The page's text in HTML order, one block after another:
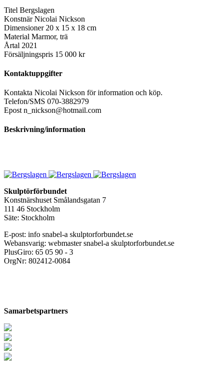
Titel Bergslagen
Konstnär Nicolai Nickson
Dimensioner 20 x 15 x 18 cm
Material Marmor, trä
Årtal 2021
Försäljningspris 15 000 kr
Kontaktuppgifter
Kontakta Nicolai Nickson för information och köp.
Telefon/SMS 070-3882979
Epost n_nickson@hotmail.com
Beskrivning/information
Skulptörförbundet
Konstnärshuset Smålandsgatan 7
111 46 Stockholm
Säte: Stockholm
E-post: info snabel-a skulptorforbundet.se
Webansvarig: webmaster snabel-a skulptorforbundet.se
PlusGiro: 65 05 90 - 3
OrgNr: 802412-0084
Samarbetspartners